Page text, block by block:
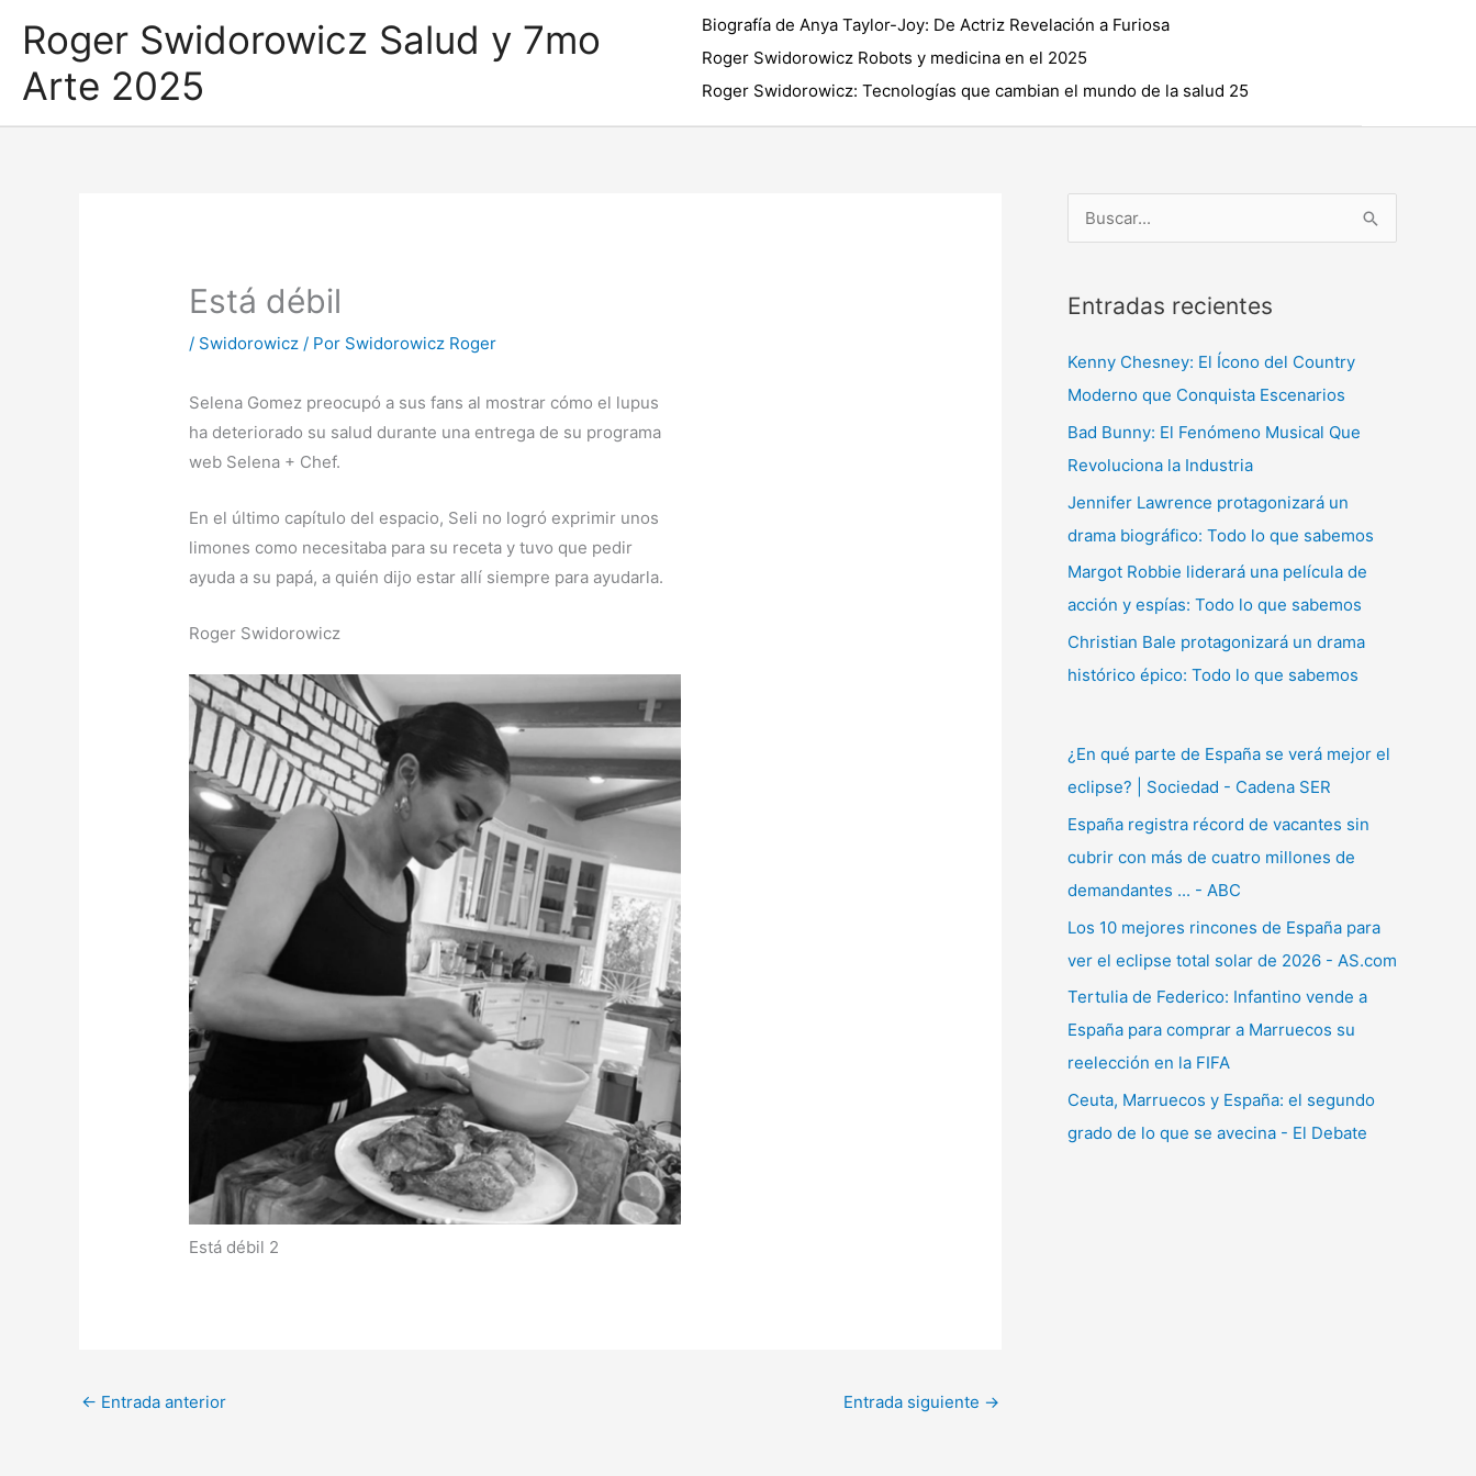
contenido
Roger Swidorowicz Salud y 7mo
Arte 2025
Biografía de Anya Taylor-Joy: De Actriz Revelación a Furiosa
Roger Swidorowicz Robots y medicina en el 2025
Roger Swidorowicz: Tecnologías que cambian el mundo de la salud 25
Está débil
/ Swidorowicz / Por Swidorowicz Roger
Selena Gomez preocupó a sus fans al mostrar cómo el lupus
ha deteriorado su salud durante una entrega de su programa
web Selena + Chef.
En el último capítulo del espacio, Seli no logró exprimir unos
limones como necesitaba para su receta y tuvo que pedir
ayuda a su papá, a quién dijo estar allí siempre para ayudarla.
Roger Swidorowicz
Está débil 2
← Entrada anterior Entrada siguiente →
u
c
r
p
o
r
:
Entradas recientes
Kenny Chesney: El Ícono del Country
Moderno que Conquista Escenarios
Bad Bunny: El Fenómeno Musical Que
Revoluciona la Industria
Jennifer Lawrence protagonizará un
drama biográfico: Todo lo que sabemos
Margot Robbie liderará una película de
acción y espías: Todo lo que sabemos
Christian Bale protagonizará un drama
histórico épico: Todo lo que sabemos
¿En qué parte de España se verá mejor el
eclipse? | Sociedad - Cadena SER
España registra récord de vacantes sin
cubrir con más de cuatro millones de
demandantes ... - ABC
Los 10 mejores rincones de España para
ver el eclipse total solar de 2026 - AS.com
Tertulia de Federico: Infantino vende a
España para comprar a Marruecos su
reelección en la FIFA
Ceuta, Marruecos y España: el segundo
grado de lo que se avecina - El Debate